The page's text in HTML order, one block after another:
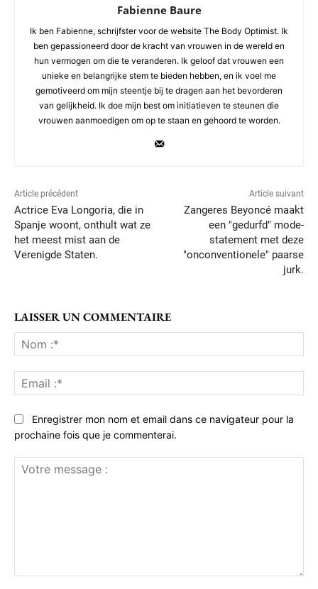
Fabienne Baure
Ik ben Fabienne, schrijfster voor de website The Body Optimist. Ik
ben gepassioneerd door de kracht van vrouwen in de wereld en
hun vermogen om die te veranderen. Ik geloof dat vrouwen een
unieke en belangrijke stem te bieden hebben, en ik voel me
gemotiveerd om mijn steentje bij te dragen aan het bevorderen
van gelijkheid. Ik doe mijn best om initiatieven te steunen die
vrouwen aanmoedigen om op te staan en gehoord te worden.
Article précédent
Actrice Eva Longoria, die in
Spanje woont, onthult wat ze
het meest mist aan de
Verenigde Staten.
Article suivant
Zangeres Beyoncé maakt
een "gedurfd" mode-
statement met deze
"onconventionele" paarse
jurk.
LAISSER UN COMMENTAIRE
:*
:*
Enregistrer mon nom et email dans ce navigateur pour la
prochaine fois que je commenterai.